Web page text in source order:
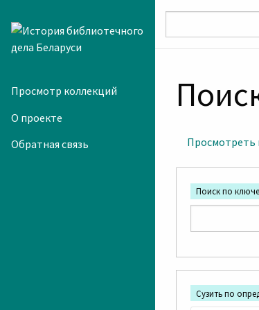
Просмотр коллекций
О проекте
Обратная связь
Просмотреть
Поиск по
Сузить по